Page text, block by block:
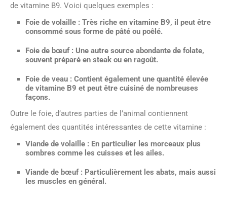
de vitamine B9. Voici quelques exemples :
Foie de volaille : Très riche en vitamine B9, il peut être
consommé sous forme de pâté ou poêlé.
Foie de bœuf: Une autre source abondante de folate,
souvent préparé en steak ou en ragoût.
Foie de veau : Contient également une quantité élevée
de vitamine B9 et peut être cuisiné de nombreuses
façons.
Outre le foie, d’autres parties de l’animal contiennent
également des quantités intéressantes de cette vitamine :
Viande de volaille : En particulier les morceaux plus
sombres comme les cuisses et les ailes.
Viande de bœuf: Particulièrement les abats, mais aussi
les muscles en général.